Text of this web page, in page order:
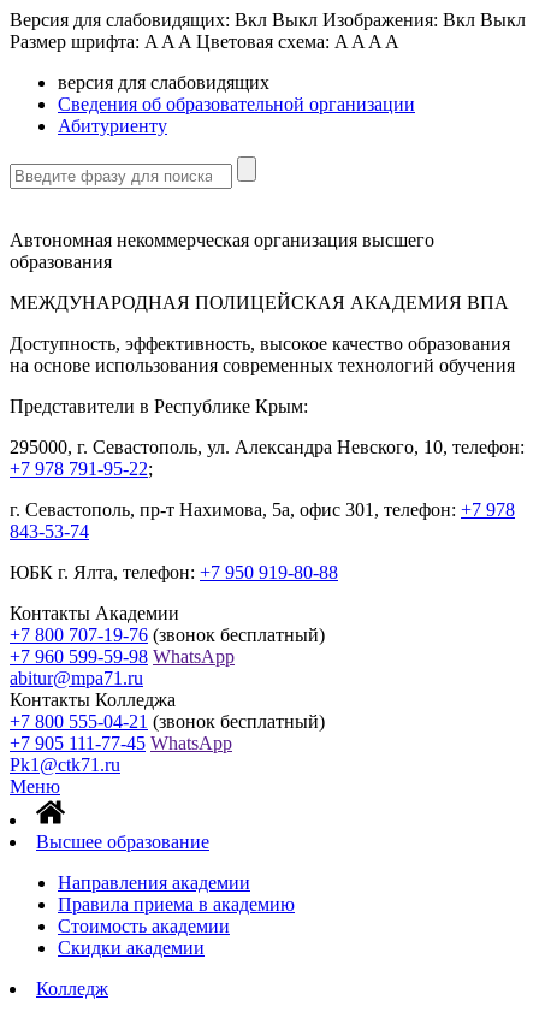
Версия для слабовидящих: Вкл Выкл Изображения: Вкл Выкл
Размер шрифта: A A A Цветовая схема: A A A A
версия для слабовидящих
Сведения об образовательной организации
Абитуриенту
Автономная некоммерческая организация высшего
образования
МЕЖДУНАРОДНАЯ ПОЛИЦЕЙСКАЯ АКАДЕМИЯ ВПА
Доступность, эффективность, высокое качество образования
на основе использования современных технологий обучения
Представители в Республике Крым:
295000, г. Севастополь, ул. Александра Невского, 10, телефон:
+7 978 791-95-22;
г. Севастополь, пр-т Нахимова, 5а, офис 301, телефон: +7 978
843-53-74
ЮБК г. Ялта, телефон: +7 950 919-80-88
Контакты Академии
+7 800 707-19-76 (звонок бесплатный)
+7 960 599-59-98 WhatsApp
abitur@mpa71.ru
Контакты Колледжа
+7 800 555-04-21 (звонок бесплатный)
+7 905 111-77-45 WhatsApp
Pk1@ctk71.ru
Меню
Высшее образование
Направления академии
Правила приема в академию
Стоимость академии
Скидки академии
Колледж